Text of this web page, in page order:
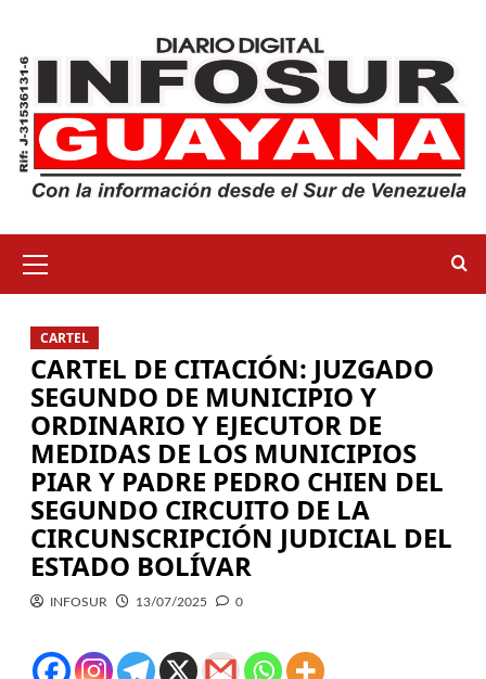
CARTEL
CARTEL DE CITACIÓN: JUZGADO
SEGUNDO DE MUNICIPIO Y
ORDINARIO Y EJECUTOR DE
MEDIDAS DE LOS MUNICIPIOS
PIAR Y PADRE PEDRO CHIEN DEL
SEGUNDO CIRCUITO DE LA
CIRCUNSCRIPCIÓN JUDICIAL DEL
ESTADO BOLÍVAR
INFOSUR 13/07/2025 0